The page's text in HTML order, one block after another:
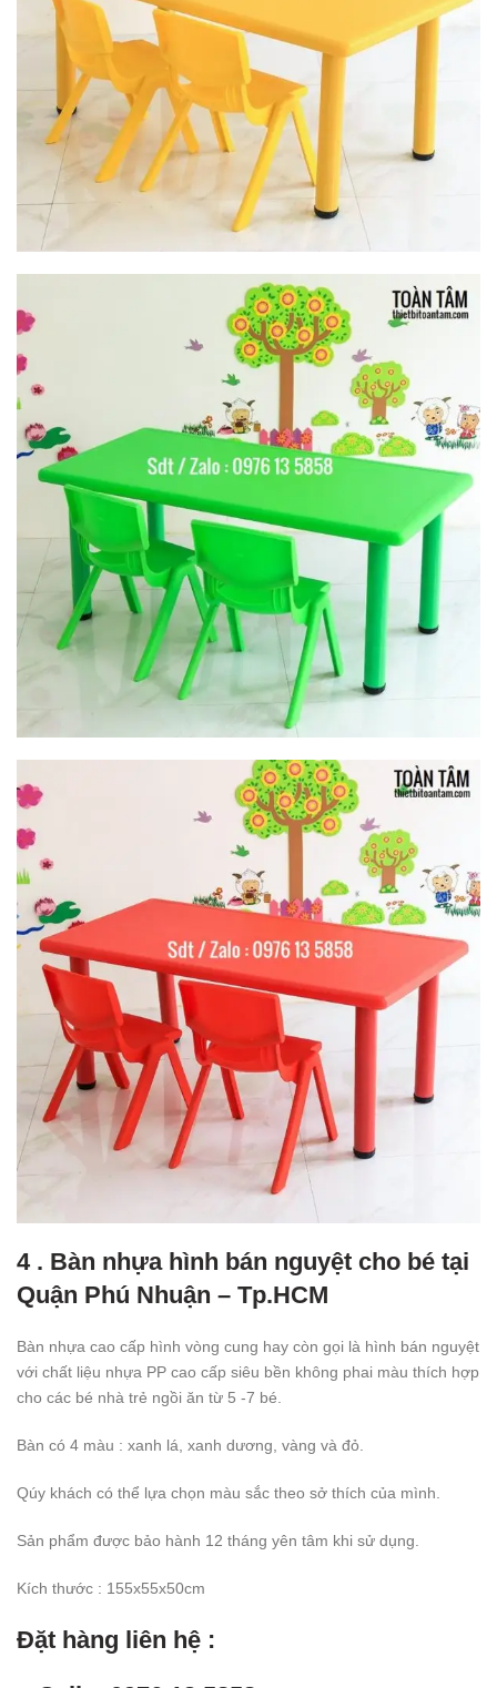
4 . Bàn nhựa hình bán nguyệt cho bé tại
Quận Phú Nhuận – Tp.HCM
Bàn nhựa cao cấp hình vòng cung hay còn gọi là hình bán nguyệt
với chất liệu nhựa PP cao cấp siêu bền không phai màu thích hợp
cho các bé nhà trẻ ngồi ăn từ 5 -7 bé.
Bàn có 4 màu : xanh lá, xanh dương, vàng và đỏ.
Qúy khách có thể lựa chọn màu sắc theo sở thích của mình.
Sản phẩm được bảo hành 12 tháng yên tâm khi sử dụng.
Kích thước : 155x55x50cm
Đặt hàng liên hệ :